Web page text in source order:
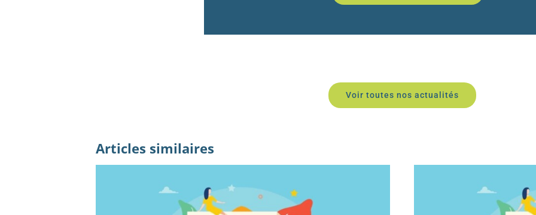
Voir toutes nos actualités
Articles similaires